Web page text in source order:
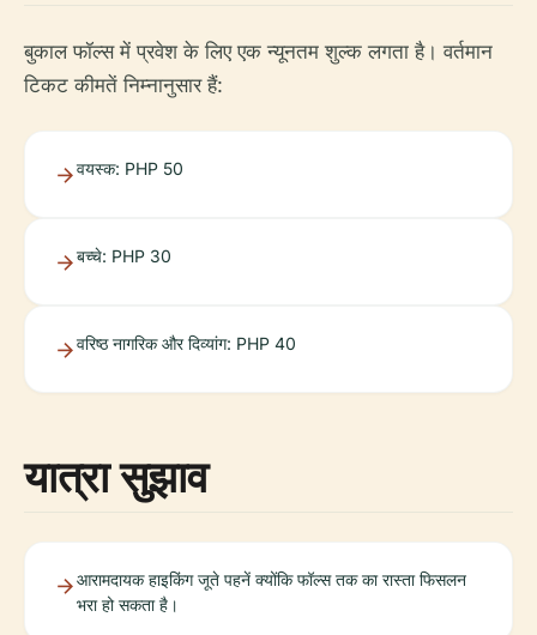
बुकाल फॉल्स में प्रवेश के लिए एक न्यूनतम शुल्क लगता है। वर्तमान
टिकट कीमतें निम्नानुसार हैं:
वयस्क: PHP 50
बच्चे: PHP 30
वरिष्ठ नागरिक और दिव्यांग: PHP 40
यात्रा सुझाव
आरामदायक हाइकिंग जूते पहनें क्योंकि फॉल्स तक का रास्ता फिसलन
भरा हो सकता है।